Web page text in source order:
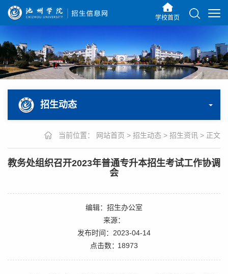
学校首页
招生动态
当前位置： 网站首页 > 招生动态 > 招生资讯 > 正文
教务处组织召开2023年普通专升本招生考试工作协调
会
编辑：招生办公室
来源：
发布时间：2023-04-14
点击数：18973